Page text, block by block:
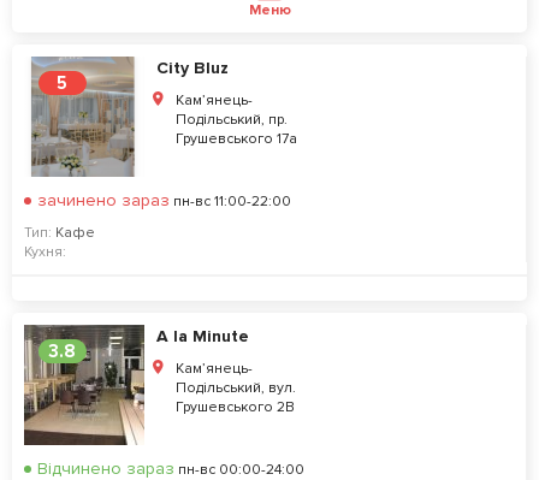
Меню
5
City Bluz
Кам’янець-
Подільський, пр.
Грушевського 17а
зачинено зараз пн-вс 11:00-22:00
Тип: Кафе
Кухня:
3.8
A la Minute
Кам’янець-
Подільський, вул.
Грушевського 2В
Відчинено зараз пн-вс 00:00-24:00